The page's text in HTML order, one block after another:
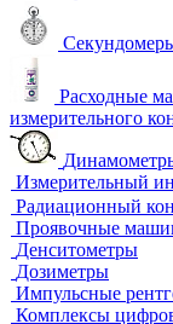
Визуальный и
ВИК
Видеоэндоскопы
Измерители
Испытательные
Лупы
Микроскопы
Образцы
Принадлежности
контроля
Рулетки